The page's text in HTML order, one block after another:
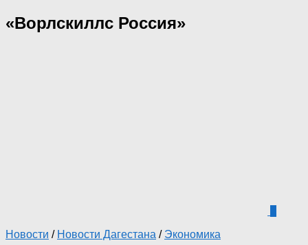
«Ворлскиллс Россия»
Новости / Новости Дагестана / Экономика